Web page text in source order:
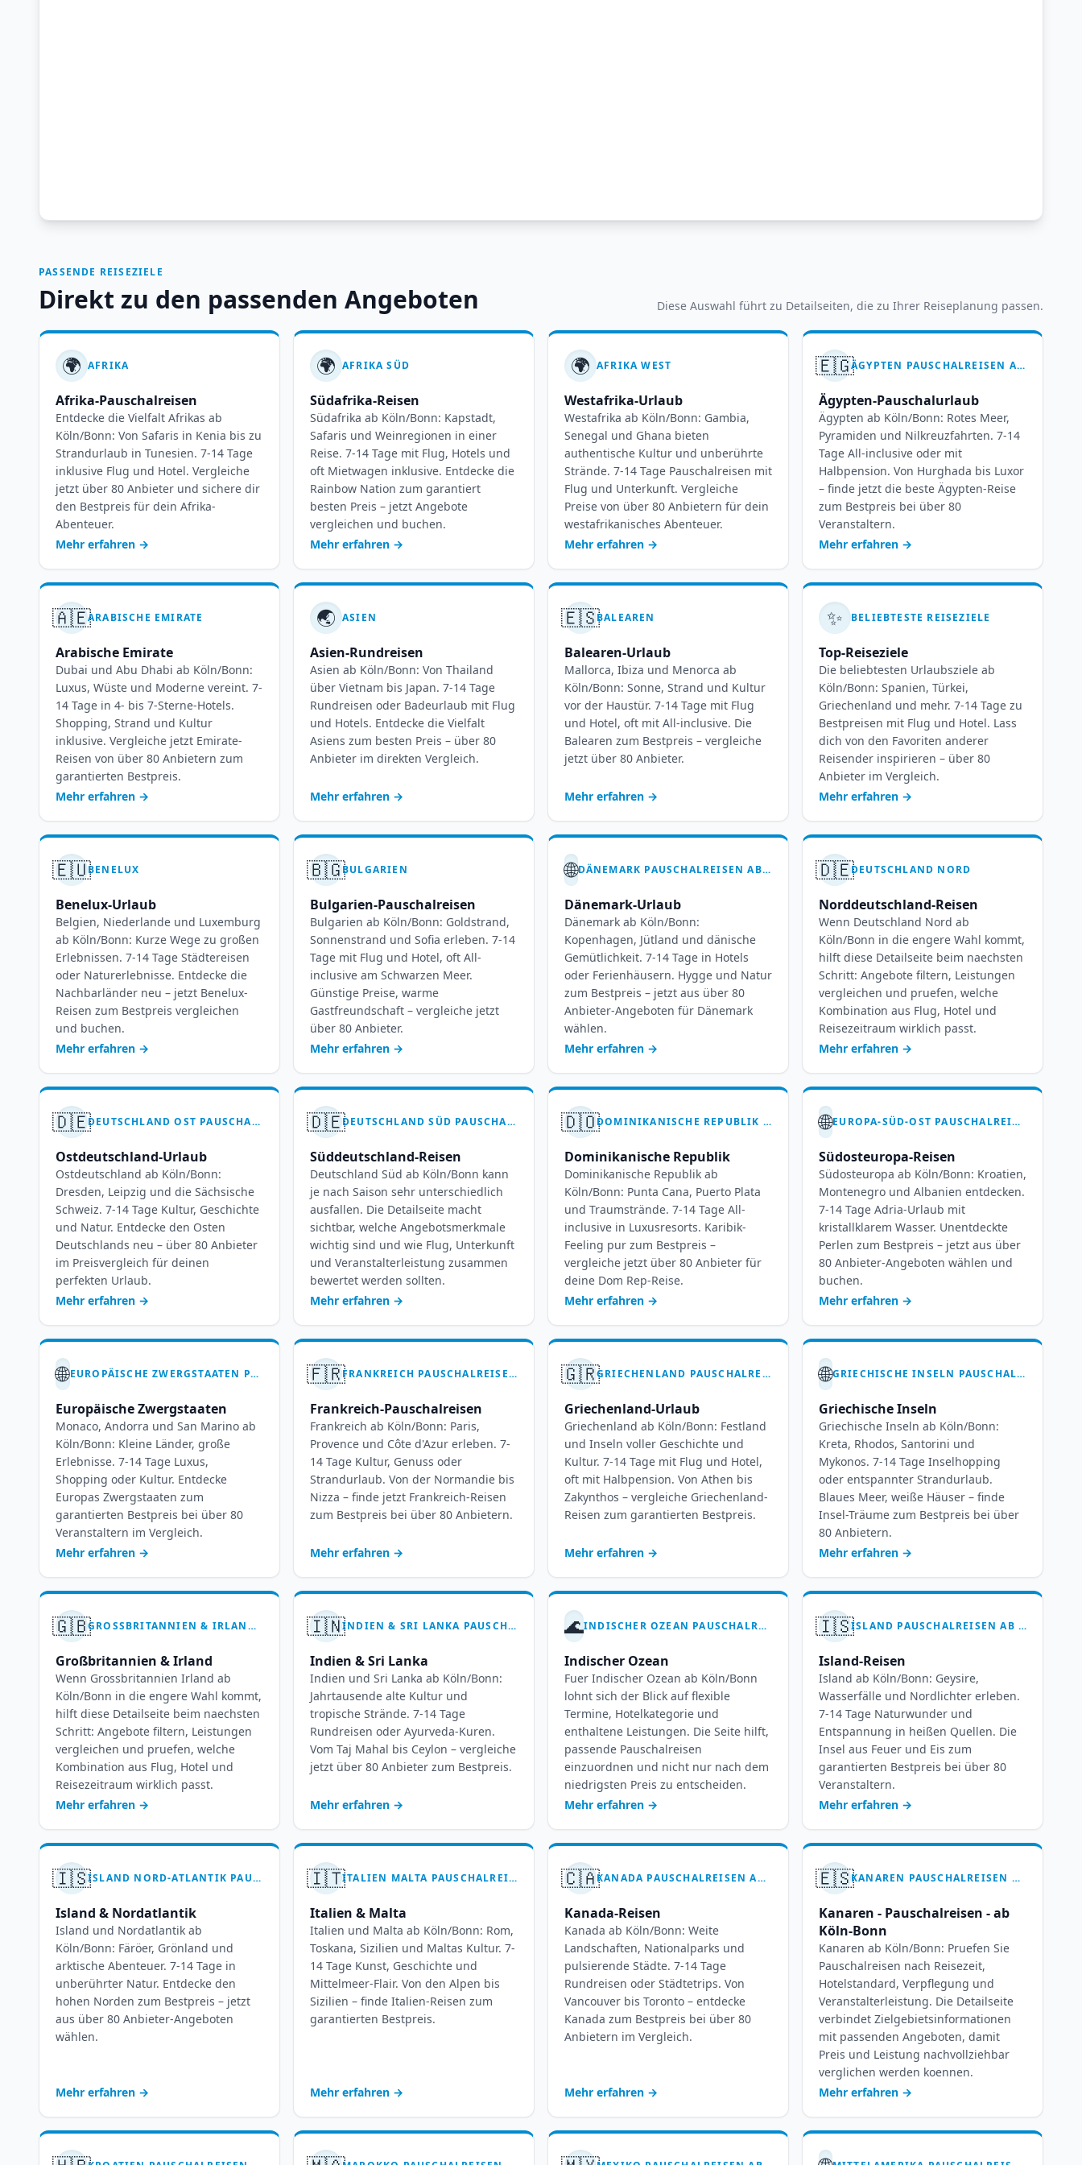
PASSENDE REISEZIELE
Direkt zu den passenden Angeboten Diese Auswahl führt zu Detailseiten, die zu Ihrer Reiseplanung passen.
🌍 AFRIKA
Afrika-Pauschalreisen
Entdecke die Vielfalt Afrikas ab
Köln/Bonn: Von Safaris in Kenia bis zu
Strandurlaub in Tunesien. 7-14 Tage
inklusive Flug und Hotel. Vergleiche
jetzt über 80 Anbieter und sichere dir
den Bestpreis für dein Afrika-
Abenteuer.
Mehr erfahren →
🌍 AFRIKA SÜD
Südafrika-Reisen
Südafrika ab Köln/Bonn: Kapstadt,
Safaris und Weinregionen in einer
Reise. 7-14 Tage mit Flug, Hotels und
oft Mietwagen inklusive. Entdecke die
Rainbow Nation zum garantiert
besten Preis – jetzt Angebote
vergleichen und buchen.
Mehr erfahren →
🌍 AFRIKA WEST
Westafrika-Urlaub
Westafrika ab Köln/Bonn: Gambia,
Senegal und Ghana bieten
authentische Kultur und unberührte
Strände. 7-14 Tage Pauschalreisen mit
Flug und Unterkunft. Vergleiche
Preise von über 80 Anbietern für dein
westafrikanisches Abenteuer.
Mehr erfahren →
🇪🇬 ÄGYPTEN PAUSCHALREISEN AB KÖLN-BONN – 7 BIS 14 TAGE TRAUMURLAUB
Ägypten-Pauschalurlaub
Ägypten ab Köln/Bonn: Rotes Meer,
Pyramiden und Nilkreuzfahrten. 7-14
Tage All-inclusive oder mit
Halbpension. Von Hurghada bis Luxor
– finde jetzt die beste Ägypten-Reise
zum Bestpreis bei über 80
Veranstaltern.
Mehr erfahren →
🇦🇪ARABISCHE EMIRATE
Arabische Emirate
Dubai und Abu Dhabi ab Köln/Bonn:
Luxus, Wüste und Moderne vereint. 7-
14 Tage in 4- bis 7-Sterne-Hotels.
Shopping, Strand und Kultur
inklusive. Vergleiche jetzt Emirate-
Reisen von über 80 Anbietern zum
garantierten Bestpreis.
Mehr erfahren →
🌏 ASIEN
Asien-Rundreisen
Asien ab Köln/Bonn: Von Thailand
über Vietnam bis Japan. 7-14 Tage
Rundreisen oder Badeurlaub mit Flug
und Hotels. Entdecke die Vielfalt
Asiens zum besten Preis – über 80
Anbieter im direkten Vergleich.
Mehr erfahren →
🇪🇸BALEAREN
Balearen-Urlaub
Mallorca, Ibiza und Menorca ab
Köln/Bonn: Sonne, Strand und Kultur
vor der Haustür. 7-14 Tage mit Flug
und Hotel, oft mit All-inclusive. Die
Balearen zum Bestpreis – vergleiche
jetzt über 80 Anbieter.
Mehr erfahren →
✨ BELIEBTESTE REISEZIELE
Top-Reiseziele
Die beliebtesten Urlaubsziele ab
Köln/Bonn: Spanien, Türkei,
Griechenland und mehr. 7-14 Tage zu
Bestpreisen mit Flug und Hotel. Lass
dich von den Favoriten anderer
Reisender inspirieren – über 80
Anbieter im Vergleich.
Mehr erfahren →
🇪🇺BENELUX
Benelux-Urlaub
Belgien, Niederlande und Luxemburg
ab Köln/Bonn: Kurze Wege zu großen
Erlebnissen. 7-14 Tage Städtereisen
oder Naturerlebnisse. Entdecke die
Nachbarländer neu – jetzt Benelux-
Reisen zum Bestpreis vergleichen
und buchen.
Mehr erfahren →
🇧🇬BULGARIEN
Bulgarien-Pauschalreisen
Bulgarien ab Köln/Bonn: Goldstrand,
Sonnenstrand und Sofia erleben. 7-14
Tage mit Flug und Hotel, oft All-
inclusive am Schwarzen Meer.
Günstige Preise, warme
Gastfreundschaft – vergleiche jetzt
über 80 Anbieter.
Mehr erfahren →
🌐 DÄNEMARK PAUSCHALREISEN AB KÖLN-BONN – 7 BIS 14 TAGE NORDISCHES GLÜCK
Dänemark-Urlaub
Dänemark ab Köln/Bonn:
Kopenhagen, Jütland und dänische
Gemütlichkeit. 7-14 Tage in Hotels
oder Ferienhäusern. Hygge und Natur
zum Bestpreis – jetzt aus über 80
Anbieter-Angeboten für Dänemark
wählen.
Mehr erfahren →
🇩🇪DEUTSCHLAND NORD
Norddeutschland-Reisen
Wenn Deutschland Nord ab
Köln/Bonn in die engere Wahl kommt,
hilft diese Detailseite beim naechsten
Schritt: Angebote filtern, Leistungen
vergleichen und pruefen, welche
Kombination aus Flug, Hotel und
Reisezeitraum wirklich passt.
Mehr erfahren →
🇩🇪 DEUTSCHLAND OST PAUSCHALREISEN AB KÖLN-BONN – 7-14 TAGE OSTDEUTSCHLAND
Ostdeutschland-Urlaub
Ostdeutschland ab Köln/Bonn:
Dresden, Leipzig und die Sächsische
Schweiz. 7-14 Tage Kultur, Geschichte
und Natur. Entdecke den Osten
Deutschlands neu – über 80 Anbieter
im Preisvergleich für deinen
perfekten Urlaub.
Mehr erfahren →
🇩🇪 DEUTSCHLAND SÜD PAUSCHALREISEN AB KÖLN-BONN – IHR HEIMATURLAUB WARTET
Süddeutschland-Reisen
Deutschland Süd ab Köln/Bonn kann
je nach Saison sehr unterschiedlich
ausfallen. Die Detailseite macht
sichtbar, welche Angebotsmerkmale
wichtig sind und wie Flug, Unterkunft
und Veranstalterleistung zusammen
bewertet werden sollten.
Mehr erfahren →
🇩🇴 DOMINIKANISCHE REPUBLIK PAUSCHALREISEN AB KÖLN-BONN: 7-14 TAGE KARIBIK
Dominikanische Republik
Dominikanische Republik ab
Köln/Bonn: Punta Cana, Puerto Plata
und Traumstrände. 7-14 Tage All-
inclusive in Luxusresorts. Karibik-
Feeling pur zum Bestpreis –
vergleiche jetzt über 80 Anbieter für
deine Dom Rep-Reise.
Mehr erfahren →
🌐 EUROPA-SÜD-OST PAUSCHALREISEN AB KÖLN/BONN – 7-14 TAGE TRAUMURLAUB
Südosteuropa-Reisen
Südosteuropa ab Köln/Bonn: Kroatien,
Montenegro und Albanien entdecken.
7-14 Tage Adria-Urlaub mit
kristallklarem Wasser. Unentdeckte
Perlen zum Bestpreis – jetzt aus über
80 Anbieter-Angeboten wählen und
buchen.
Mehr erfahren →
🌐 EUROPÄISCHE ZWERGSTAATEN PAUSCHALREISEN AB KÖLN-BONN – 7-14 TAGE
Europäische Zwergstaaten
Monaco, Andorra und San Marino ab
Köln/Bonn: Kleine Länder, große
Erlebnisse. 7-14 Tage Luxus,
Shopping oder Kultur. Entdecke
Europas Zwergstaaten zum
garantierten Bestpreis bei über 80
Veranstaltern im Vergleich.
Mehr erfahren →
🇫🇷 FRANKREICH PAUSCHALREISEN AB KÖLN-BONN: 7-14 TAGE SAVOIR-VIVRE
Frankreich-Pauschalreisen
Frankreich ab Köln/Bonn: Paris,
Provence und Côte d'Azur erleben. 7-
14 Tage Kultur, Genuss oder
Strandurlaub. Von der Normandie bis
Nizza – finde jetzt Frankreich-Reisen
zum Bestpreis bei über 80 Anbietern.
Mehr erfahren →
🇬🇷 GRIECHENLAND PAUSCHALREISEN AB KÖLN-BONN – 7-14 TAGE HELLAS ERLEBEN
Griechenland-Urlaub
Griechenland ab Köln/Bonn: Festland
und Inseln voller Geschichte und
Kultur. 7-14 Tage mit Flug und Hotel,
oft mit Halbpension. Von Athen bis
Zakynthos – vergleiche Griechenland-
Reisen zum garantierten Bestpreis.
Mehr erfahren →
🌐 GRIECHISCHE INSELN PAUSCHALREISEN AB KÖLN/BONN: 7-14 TAGE INSELTRÄUME
Griechische Inseln
Griechische Inseln ab Köln/Bonn:
Kreta, Rhodos, Santorini und
Mykonos. 7-14 Tage Inselhopping
oder entspannter Strandurlaub.
Blaues Meer, weiße Häuser – finde
Insel-Träume zum Bestpreis bei über
80 Anbietern.
Mehr erfahren →
🇬🇧 GROSSBRITANNIEN & IRLAND PAUSCHALREISEN AB KÖLN-BONN – IHRE INSELTRÄUME
Großbritannien & Irland
Wenn Grossbritannien Irland ab
Köln/Bonn in die engere Wahl kommt,
hilft diese Detailseite beim naechsten
Schritt: Angebote filtern, Leistungen
vergleichen und pruefen, welche
Kombination aus Flug, Hotel und
Reisezeitraum wirklich passt.
Mehr erfahren →
🇮🇳 INDIEN & SRI LANKA PAUSCHALREISEN AB KÖLN-BONN – EXOTIK PUR ERLEBEN
Indien & Sri Lanka
Indien und Sri Lanka ab Köln/Bonn:
Jahrtausende alte Kultur und
tropische Strände. 7-14 Tage
Rundreisen oder Ayurveda-Kuren.
Vom Taj Mahal bis Ceylon – vergleiche
jetzt über 80 Anbieter zum Bestpreis.
Mehr erfahren →
🌊 INDISCHER OZEAN PAUSCHALREISEN AB KÖLN-BONN – 7-14 TAGE TRAUMURLAUB
Indischer Ozean
Fuer Indischer Ozean ab Köln/Bonn
lohnt sich der Blick auf flexible
Termine, Hotelkategorie und
enthaltene Leistungen. Die Seite hilft,
passende Pauschalreisen
einzuordnen und nicht nur nach dem
niedrigsten Preis zu entscheiden.
Mehr erfahren →
🇮🇸 ISLAND PAUSCHALREISEN AB KÖLN-BONN: 7-14 TAGE FEUER UND EIS
Island-Reisen
Island ab Köln/Bonn: Geysire,
Wasserfälle und Nordlichter erleben.
7-14 Tage Naturwunder und
Entspannung in heißen Quellen. Die
Insel aus Feuer und Eis zum
garantierten Bestpreis bei über 80
Veranstaltern.
Mehr erfahren →
🇮🇸 ISLAND NORD-ATLANTIK PAUSCHALREISEN AB KÖLN-BONN – FEUER UND EIS ERLEBEN
Island & Nordatlantik
Island und Nordatlantik ab
Köln/Bonn: Färöer, Grönland und
arktische Abenteuer. 7-14 Tage in
unberührter Natur. Entdecke den
hohen Norden zum Bestpreis – jetzt
aus über 80 Anbieter-Angeboten
wählen.
Mehr erfahren →
🇮🇹 ITALIEN MALTA PAUSCHALREISEN AB KÖLN-BONN: 7-14 TAGE MITTELMEERTRAUM
Italien & Malta
Italien und Malta ab Köln/Bonn: Rom,
Toskana, Sizilien und Maltas Kultur. 7-
14 Tage Kunst, Geschichte und
Mittelmeer-Flair. Von den Alpen bis
Sizilien – finde Italien-Reisen zum
garantierten Bestpreis.
Mehr erfahren →
🇨🇦 KANADA PAUSCHALREISEN AB KÖLN-BONN – 7-14 TAGE WILDNIS ERLEBEN
Kanada-Reisen
Kanada ab Köln/Bonn: Weite
Landschaften, Nationalparks und
pulsierende Städte. 7-14 Tage
Rundreisen oder Städtetrips. Von
Vancouver bis Toronto – entdecke
Kanada zum Bestpreis bei über 80
Anbietern im Vergleich.
Mehr erfahren →
🇪🇸 KANAREN PAUSCHALREISEN AB KÖLN/BONN – IHR INSELTRAUM WARTET
Kanaren - Pauschalreisen - ab
Köln-Bonn
Kanaren ab Köln/Bonn: Pruefen Sie
Pauschalreisen nach Reisezeit,
Hotelstandard, Verpflegung und
Veranstalterleistung. Die Detailseite
verbindet Zielgebietsinformationen
mit passenden Angeboten, damit
Preis und Leistung nachvollziehbar
verglichen werden koennen.
Mehr erfahren →